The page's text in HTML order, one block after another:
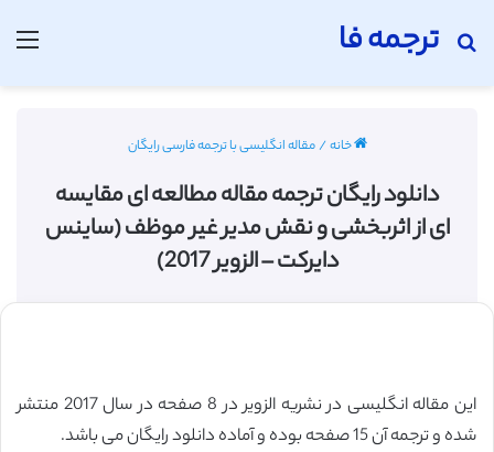
ترجمه فا
جستجو برای
خانه/مقاله انگلیسی با ترجمه فارسی رایگان
دانلود رایگان ترجمه مقاله مطالعه ای مقایسه
ای از اثربخشی و نقش مدیر غیر موظف (ساینس
دایرکت – الزویر 2017)
این مقاله انگلیسی در نشریه الزویر در 8 صفحه در سال 2017 منتشر
شده و ترجمه آن 15 صفحه بوده و آماده دانلود رایگان می باشد.